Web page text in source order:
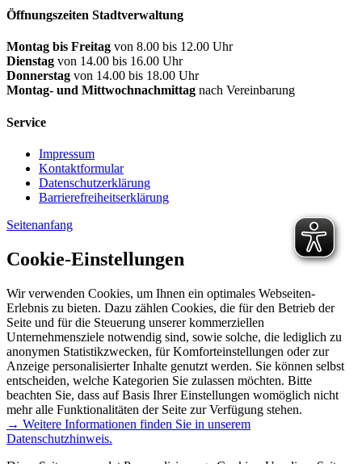
Öffnungszeiten Stadtverwaltung
Montag bis Freitag von 8.00 bis 12.00 Uhr
Dienstag von 14.00 bis 16.00 Uhr
Donnerstag von 14.00 bis 18.00 Uhr
Montag- und Mittwochnachmittag nach Vereinbarung
Service
Impressum
Kontaktformular
Datenschutzerklärung
Barrierefreiheitserklärung
Seitenanfang
Cookie-Einstellungen
Wir verwenden Cookies, um Ihnen ein optimales Webseiten-
Erlebnis zu bieten. Dazu zählen Cookies, die für den Betrieb der
Seite und für die Steuerung unserer kommerziellen
Unternehmensziele notwendig sind, sowie solche, die lediglich zu
anonymen Statistikzwecken, für Komforteinstellungen oder zur
Anzeige personalisierter Inhalte genutzt werden. Sie können selbst
entscheiden, welche Kategorien Sie zulassen möchten. Bitte
beachten Sie, dass auf Basis Ihrer Einstellungen womöglich nicht
mehr alle Funktionalitäten der Seite zur Verfügung stehen.
→ Weitere Informationen finden Sie in unserem
Datenschutzhinweis.